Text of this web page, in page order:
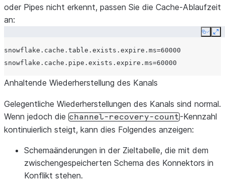
oder Pipes nicht erkennt, passen Sie die Cache-Ablaufzeit
an:
Copy
snowflake.cache.table.exists.expire.ms=60000
snowflake.cache.pipe.exists.expire.ms=60000
Anhaltende Wiederherstellung des Kanals
Gelegentliche Wiederherstellungen des Kanals sind normal.
Wenn jedoch die channel-recovery-count-Kennzahl
kontinuierlich steigt, kann dies Folgendes anzeigen:
Schemaänderungen in der Zieltabelle, die mit dem
zwischengespeicherten Schema des Konnektors in
Konflikt stehen.